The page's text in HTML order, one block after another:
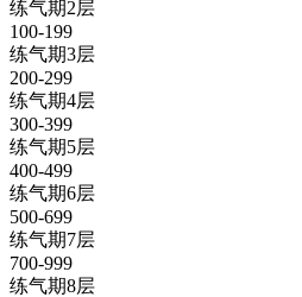
练气期2层
100-199
练气期3层
200-299
练气期4层
300-399
练气期5层
400-499
练气期6层
500-699
练气期7层
700-999
练气期8层